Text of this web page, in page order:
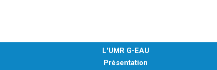
L'UMR G-EAU
Présentation